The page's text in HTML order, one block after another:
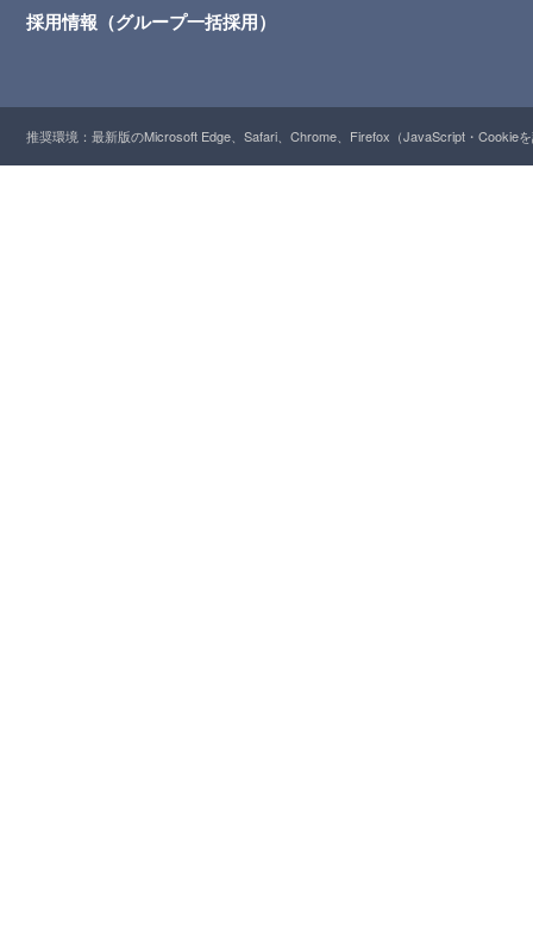
採用情報（グループ一括採用）
推奨環境：最新版のMicrosoft Edge、Safari、Chrome、Firefox（JavaScript・Cookie